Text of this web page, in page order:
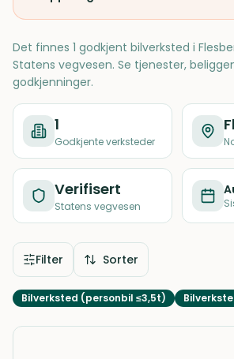
Det finnes 1 godkjent bilverksted i
Statens vegvesen. Se tjenester,
godkjenninger.
1
Godkjente verksteder
Verifisert
Statens vegvesen
Filter Sorter
Bilverksted (personbil ≤3,5t)